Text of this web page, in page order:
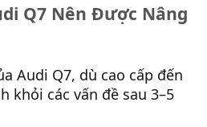
Q7 Nên Được Nâng
Audi Q7, dù cao cấp đến
khỏi các vấn đề sau 3–5